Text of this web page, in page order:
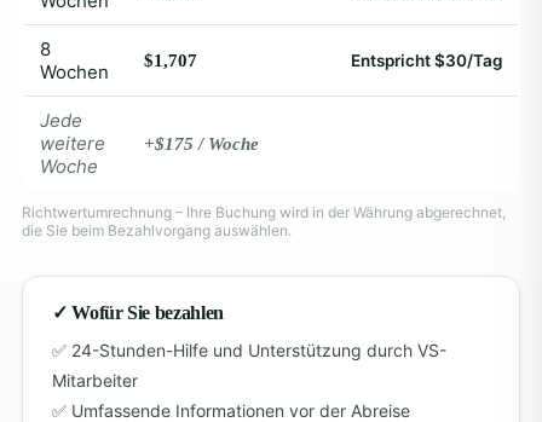
8
Wochen
$1,707 Entspricht $30/Tag
Jede
weitere
Woche
+$175 / Woche
Richtwertumrechnung – Ihre Buchung wird in der Währung abgerechnet,
die Sie beim Bezahlvorgang auswählen.
✓ Wofür Sie bezahlen
24-Stunden-Hilfe und Unterstützung durch VS-
Mitarbeiter
Umfassende Informationen vor der Abreise